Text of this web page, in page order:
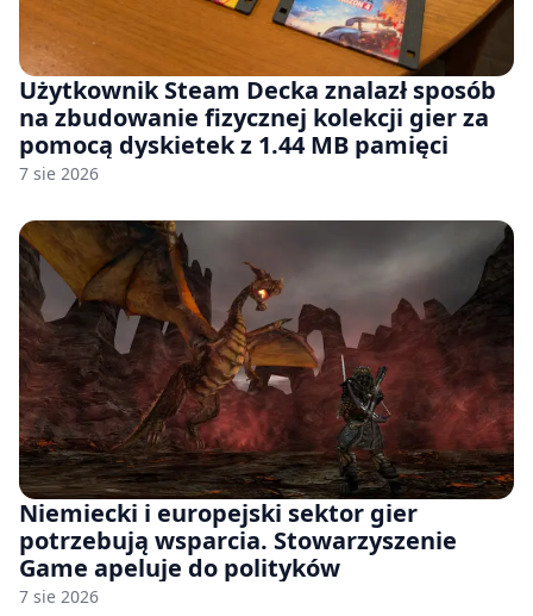
Użytkownik Steam Decka znalazł sposób
na zbudowanie fizycznej kolekcji gier za
pomocą dyskietek z 1.44 MB pamięci
7 sie 2026
Niemiecki i europejski sektor gier
potrzebują wsparcia. Stowarzyszenie
Game apeluje do polityków
7 sie 2026